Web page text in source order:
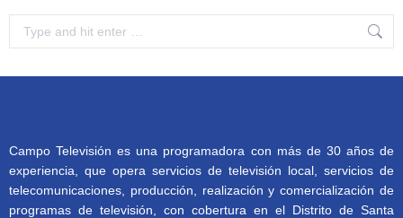
Campo Televisión es una programadora con más de 30 años de
experiencia, que opera servicios de televisión local, servicios de
telecomunicaciones, producción, realización y comercialización de
programas de televisión, con cobertura en el Distrito de Santa